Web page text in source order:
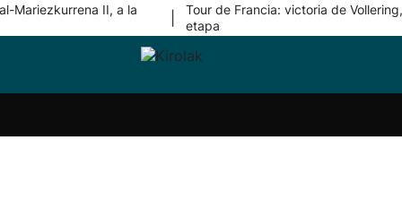
Mariezkurrena II, a la
Tour de Francia: victoria de
etapa
Equipos